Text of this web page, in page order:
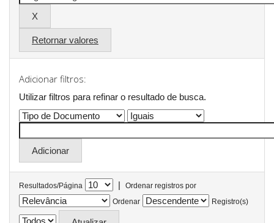
Retornar valores
Adicionar filtros:
Utilizar filtros para refinar o resultado de busca.
Resultados/Página |
Ordenar registros por
Ordenar
Registro(s)